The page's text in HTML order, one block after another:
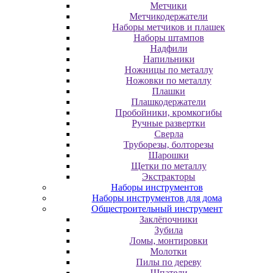
Метчики
Метчикодержатели
Наборы метчиков и плашек
Наборы штампов
Надфили
Напильники
Ножницы по металлу
Ножовки по металлу
Плашки
Плашкодержатели
Пробойники, кромкогибы
Ручные развертки
Сверла
Труборезы, болторезы
Шарошки
Щетки по металлу
Экcтpaктopы
Наборы инструментов
Наборы инструментов для дома
Общестроительный инструмент
Заклёпочники
Зубила
Ломы, монтировки
Молотки
Пилы по дереву